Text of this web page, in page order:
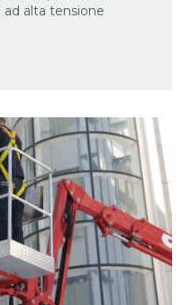
alta tensione